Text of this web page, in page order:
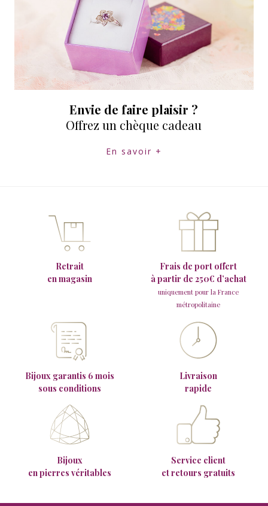
Envie de faire plaisir ?
Offrez un chèque cadeau
En savoir +
Retrait
en magasin
Frais de port offert
à partir de 250€ d’achat
uniquement pour la France
métropolitaine
Bijoux garantis 6 mois
sous conditions
Livraison
rapide
Bijoux
en pierres véritables
Service client
et retours gratuits